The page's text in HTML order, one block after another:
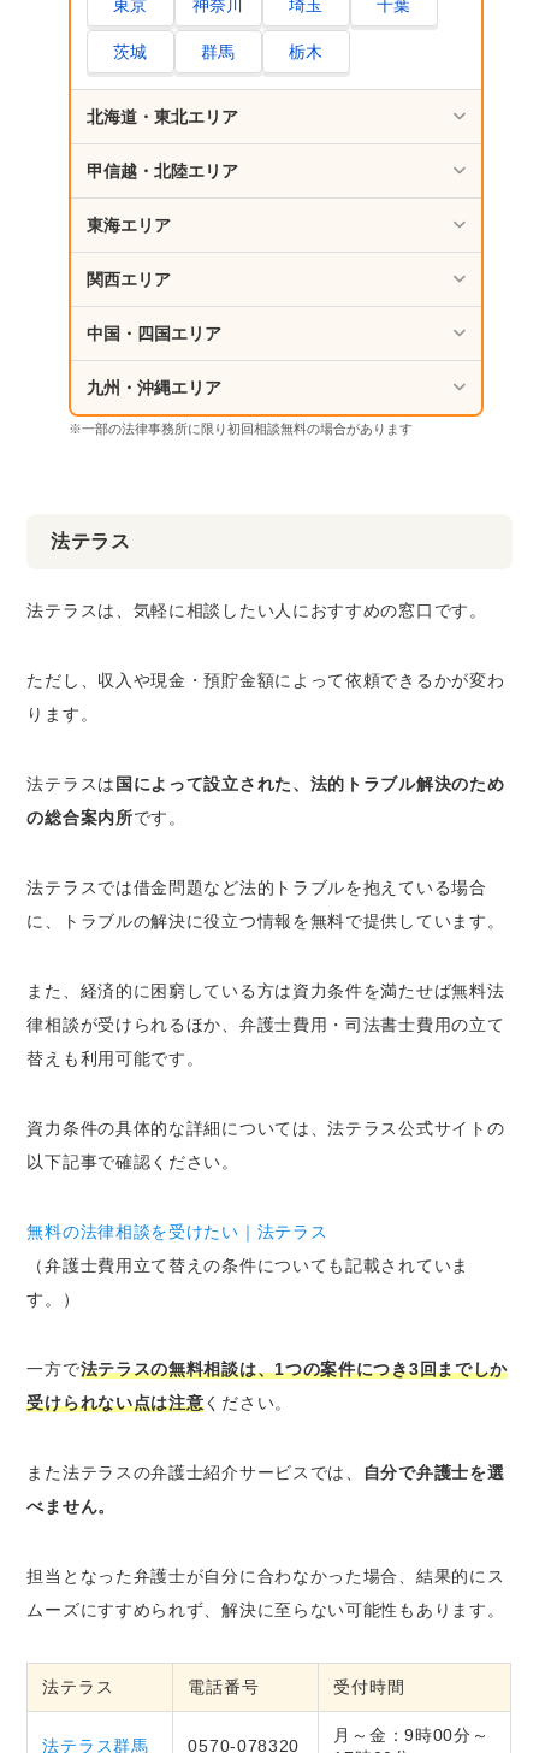
東京 神奈川 埼玉 千葉
茨城 群馬 栃木
北海道・東北エリア
甲信越・北陸エリア
東海エリア
関西エリア
中国・四国エリア
九州・沖縄エリア
※一部の法律事務所に限り初回相談無料の場合があります
法テラス
法テラスは、気軽に相談したい人におすすめの窓口です。
ただし、収入や現金・預貯金額によって依頼できるかが変わ
ります。
法テラスは国によって設立された、法的トラブル解決のため
の総合案内所です。
法テラスでは借金問題など法的トラブルを抱えている場合
に、トラブルの解決に役立つ情報を無料で提供しています。
また、経済的に困窮している方は資力条件を満たせば無料法
律相談が受けられるほか、弁護士費用・司法書士費用の立て
替えも利用可能です。
資力条件の具体的な詳細については、法テラス公式サイトの
以下記事で確認ください。
無料の法律相談を受けたい｜法テラス
（弁護士費用立て替えの条件についても記載されていま
す。）
一方で法テラスの無料相談は、1つの案件につき3回までしか
受けられない点は注意ください。
また法テラスの弁護士紹介サービスでは、
自分で弁護士を選
べません。
担当となった弁護士が自分に合わなかった場合、結果的にス
ムーズにすすめられず、解決に至らない可能性もあります。
法テラス 電話番号 受付時間
法テラス群馬 0570-078320
月～金：9時00分～